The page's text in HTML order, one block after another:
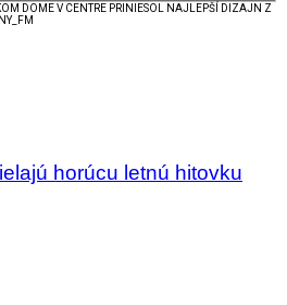
DOME V CENTRE PRINIESOL NAJLEPŠÍ DIZAJN Z
horúcu letnú hitovku